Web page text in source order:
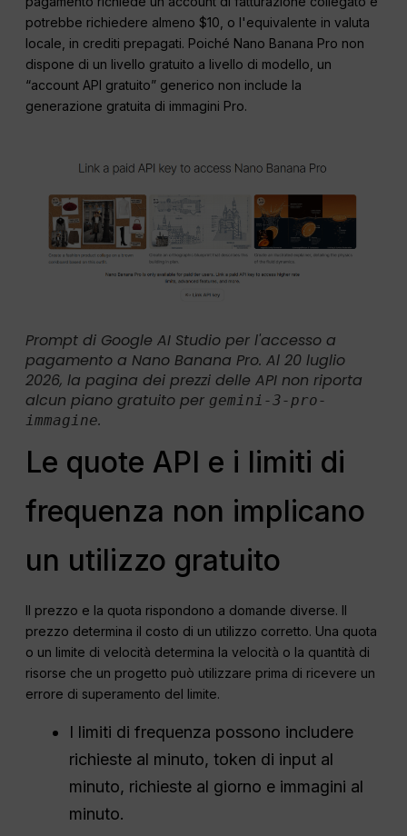
potrebbe richiedere almeno $10, o l'equivalente in valuta
locale, in crediti prepagati. Poiché Nano Banana Pro non
dispone di un livello gratuito a livello di modello, un
“account API gratuito” generico non include la
generazione gratuita di immagini Pro.
Prompt di Google AI Studio per l'accesso a
pagamento a Nano Banana Pro. Al 20 luglio
2026, la pagina dei prezzi delle API non riporta
alcun piano gratuito per gemini-3-pro-
immagine.
Le quote API e i limiti di
frequenza non implicano
un utilizzo gratuito
Il prezzo e la quota rispondono a domande diverse. Il
prezzo determina il costo di un utilizzo corretto. Una quota
o un limite di velocità determina la velocità o la quantità di
risorse che un progetto può utilizzare prima di ricevere un
errore di superamento del limite.
I limiti di frequenza possono includere
richieste al minuto, token di input al
minuto, richieste al giorno e immagini al
minuto.